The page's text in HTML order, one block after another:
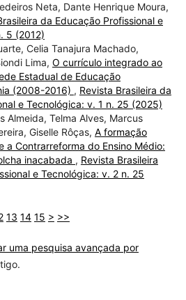
Neta, Dante Henrique Moura,
da Educação Profissional e
5 (2012)
Celia Tanajura Machado,
Lima, O currículo integrado ao
Estadual de Educação
(2008-2016) , Revista Brasileira da
e Tecnológica: v. 1 n. 25 (2025)
Almeida, Telma Alves, Marcus
Giselle Rôças, A formação
a Contrarreforma do Ensino Médio:
inacabada , Revista Brasileira
e Tecnológica: v. 2 n. 25
13 14 15 > >>
uma pesquisa avançada por